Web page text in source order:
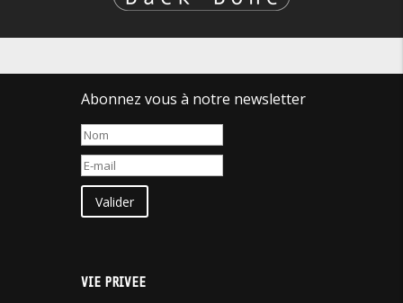
Abonnez vous à notre newsletter
Valider
VIE PRIVEE